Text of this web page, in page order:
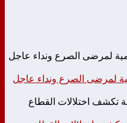
لمرضى الصرع ونداء عاجل